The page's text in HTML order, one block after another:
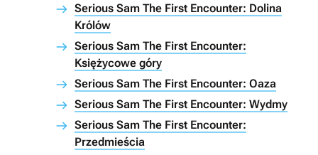
Serious Sam The First Encounter: Dolina
Królów
Serious Sam The First Encounter:
Księżycowe góry
Serious Sam The First Encounter: Oaza
Serious Sam The First Encounter: Wydmy
Serious Sam The First Encounter:
Przedmieścia